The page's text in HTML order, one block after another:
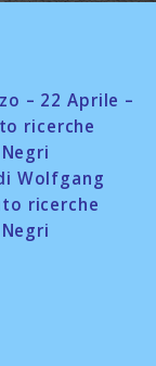
– 22 Aprile –
ricerche
Wolfgang
ricerche